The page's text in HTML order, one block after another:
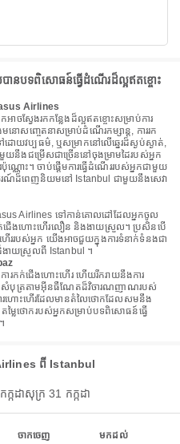
ានបទពិសោធន៍ធ្វើដំណើរដ៏ល្អឥតខ្ចោះ
Airlines
ចស្វែងរកកន្លែងដ៏ល្អឥតខ្ចោះសម្រាប់ការ
មនោសញ្ចេតនាសម្រាប់ដំណើរកម្សាន្ត, ការរក
យវប្បធម៌, ឬសម្រាកនៅលើឆ្នេរដ៏ស្ងប់ស្ងាត់,
យនឹងជម្រើសជាច្រើននៅចុងម្រាមដៃរបស់អ្នក
ណោះ។ ចាប់ផ្តើមការធ្វើដំណើររបស់អ្នកជាមួយ
រណ៍ដ៏ពេញនិយមនៅ Istanbul ជាមួយនឹងសេវា
Airlines ទៅកាន់គោលដៅដែលអ្នកចូល
ក់ជើងហោះហើរលឿន និងងាយស្រួល។ ប្រសិនបើ
បស់អ្នក យើងអាចជួយក្នុងការទំនាក់ទំនងជា
ាយស្រួលពី Istanbul ។
ារកក់ជើងហោះហើរ ហើយរីករាយនឹងការ
ក់សំបុត្រតាមអ៊ីនធឺណែតដ៏វិចារណញាណរបស់
ារហោះហើរដែលមានតំលៃថោកដែលសមនឹង
តម្លៃថោករបស់អ្នកសម្រាប់បទពិសោធន៍ធ្វើ
ពី Istanbul
កដាសុក្រ 31 កក្កដា
ចាកចេញ មកដល់